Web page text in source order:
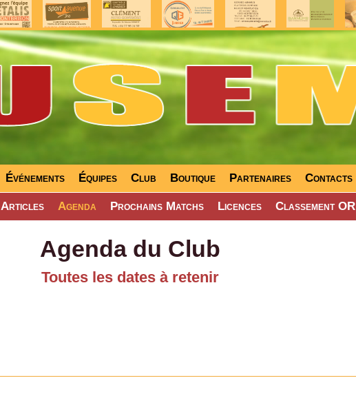
Articles Agenda Prochains Matchs Licences Classement OR
Événements Équipes Club Boutique Partenaires Contacts
Agenda du Club
Toutes les dates à retenir